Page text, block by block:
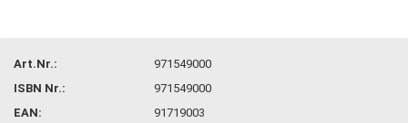
Art.Nr.:
971549000
ISBN Nr.:
971549000
EAN:
91719003